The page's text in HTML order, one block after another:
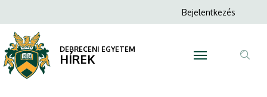
kinevezésüket
az
a
tartalomra
Anonim
menüje
Bejelentkezés
DEBRECENI EGYETEM
HÍREK